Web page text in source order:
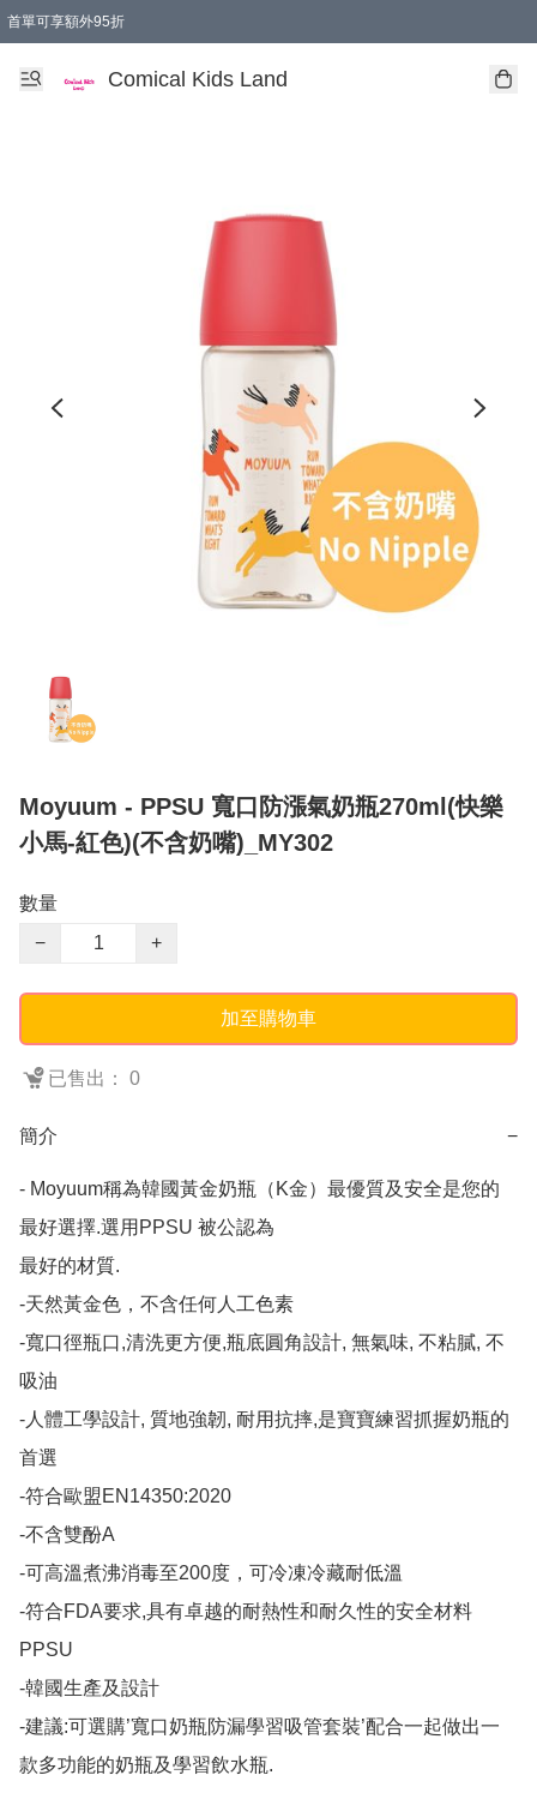
首單可享額外95折
Comical Kids Land
Moyuum - PPSU 寬口防漲氣奶瓶270ml(快樂
小馬-紅色)(不含奶嘴)_MY302
數量
−
+
加至購物車
已售出： 0
簡介 −
- Moyuum稱為韓國黃金奶瓶（K金）最優質及安全是您的
最好選擇.選用PPSU 被公認為
最好的材質.
-天然黃金色，不含任何人工色素
-寬口徑瓶口,清洗更方便,瓶底圓角設計, 無氣味, 不粘膩, 不
吸油
-人體工學設計, 質地強韌, 耐用抗摔,是寶寶練習抓握奶瓶的
首選
-符合歐盟EN14350:2020
-不含雙酚A
-可高溫煮沸消毒至200度，可冷凍冷藏耐低溫
-符合FDA要求,具有卓越的耐熱性和耐久性的安全材料
PPSU
-韓國生產及設計
-建議:可選購’寬口奶瓶防漏學習吸管套裝’配合一起做出一
款多功能的奶瓶及學習飲水瓶.